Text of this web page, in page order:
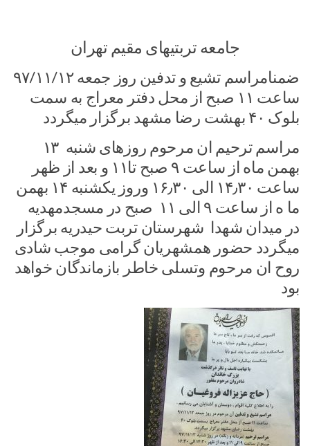
جامعه تربتیهای مقیم تهران
ضمنامراسم تشیع و تدفین روز جمعه ۹۷/۱۱/۱۲
ساعت ۱۱ صبح از محل دفتر معراج به سمت
بلوک ۴۰ بهشت رضا مشهد برگزار میگردد
مراسم ترحیم ان مرحوم روزهای شنبه ۱۳
بهمن ماه از ساعت ۹ صبح تا۱۱ و بعد از ظهر
ساعت ۱۴٫۳۰ الی ۱۶٫۳۰ وروز یکشنبه ۱۴ بهمن
ما ه از ساعت ۹ الی ۱۱ صبح در مسجدمهدیه
در میدان شهدا شهرستان تربت حیدریه برگزار
میگردد حضور همشهریان گرامی موجب شادی
روح ان مرحوم وتسلی خاطر بازماندگان خواهد
بود